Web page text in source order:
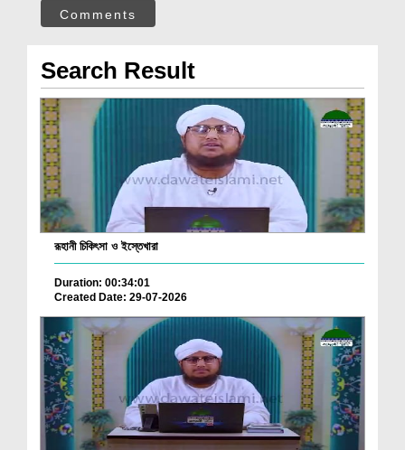
Comments
Search Result
রূহানী চিকিৎসা ও ইস্তেখারা
Duration: 00:34:01
Created Date: 29-07-2026